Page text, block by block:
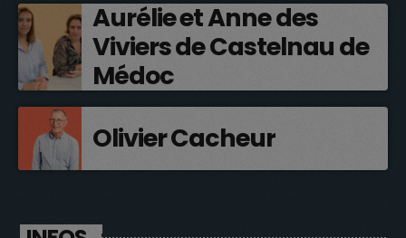
Aurélie et Anne des
Viviers de Castelnau de
Médoc
Olivier Cacheur